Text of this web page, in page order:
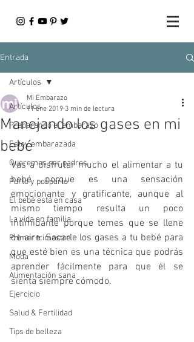
Entrada
Artículos
Preparando el embarazo
Estoy embarazada
Queremos ser padres
Parto y posparto
El bebé está en casa
La vida en familia
Primer trimestre
Moda
Alimentación sana
Ejercicio
Salud & Fertilidad
Tips de belleza
Artículos
Manejando los gases en mi
bebé
Mi Embarazo
11 ene 2019 3 min de lectura
Vas a disfrutar mucho el alimentar a tu
bebé porque es una sensación
emocionante y gratificante, aunque al
mismo tiempo resulta un poco
intimidante porque temes que se llene
de aire. Sacarle los gases a tu bebé para
que esté bien es una técnica que podrás
aprender fácilmente para que él se
sienta siempre cómodo.